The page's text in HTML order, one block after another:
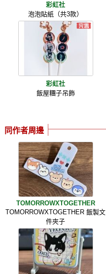
彩虹社
泡泡貼紙（共3款）
彩虹社
飯屋糰子吊飾
同作者周邊
TOMORROWXTOGETHER
TOMORROWXTOGETHER 飯製文
件夾子